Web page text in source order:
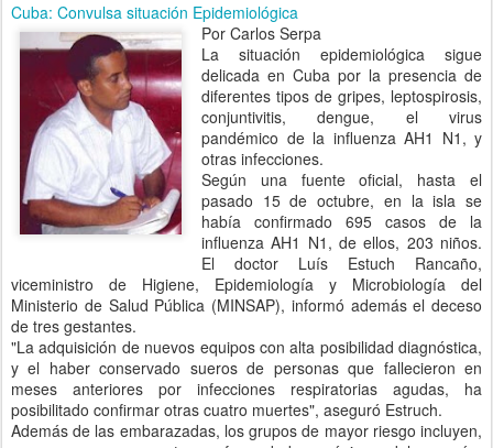
Cuba: Convulsa situación Epidemiológica
Por Carlos Serpa
La situación epidemiológica sigue
delicada en Cuba por la presencia de
diferentes tipos de gripes, leptospirosis,
conjuntivitis, dengue, el virus
pandémico de la influenza AH1 N1, y
otras infecciones.
Según una fuente oficial, hasta el
pasado 15 de octubre, en la isla se
había confirmado 695 casos de la
influenza AH1 N1, de ellos, 203 niños.
El doctor Luís Estuch Rancaño,
viceministro de Higiene, Epidemiología y Microbiología del
Ministerio de Salud Pública (MINSAP), informó además el deceso
de tres gestantes.
"La adquisición de nuevos equipos con alta posibilidad diagnóstica,
y el haber conservado sueros de personas que fallecieron en
meses anteriores por infecciones respiratorias agudas, ha
posibilitado confirmar otras cuatro muertes", aseguró Estruch.
Además de las embarazadas, los grupos de mayor riesgo incluyen,